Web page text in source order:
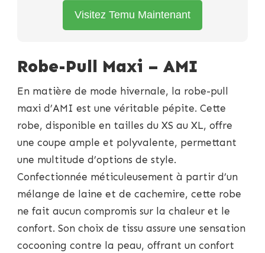
Visitez Temu Maintenant
Robe-Pull Maxi – AMI
En matière de mode hivernale, la robe-pull
maxi d’AMI est une véritable pépite. Cette
robe, disponible en tailles du XS au XL, offre
une coupe ample et polyvalente, permettant
une multitude d’options de style.
Confectionnée méticuleusement à partir d’un
mélange de laine et de cachemire, cette robe
ne fait aucun compromis sur la chaleur et le
confort. Son choix de tissu assure une sensation
cocooning contre la peau, offrant un confort